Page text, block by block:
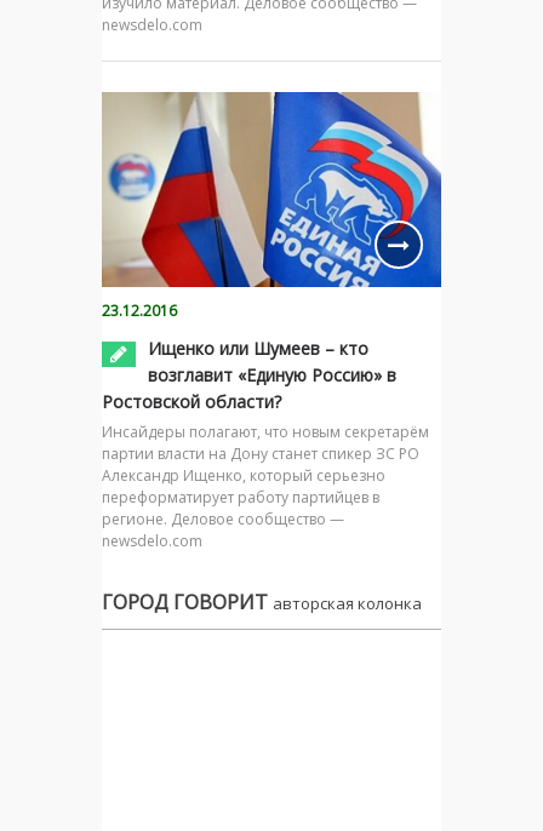
newsdelo.com
23.12.2016
Ищенко или Шумеев – кто
возглавит «Единую Россию» в
Ростовской области?
Инсайдеры полагают, что новым секретарём
партии власти на Дону станет спикер ЗС РО
Александр Ищенко, который серьезно
переформатирует работу партийцев в
регионе. Деловое сообщество —
newsdelo.com
ГОРОД ГОВОРИТ авторская колонка